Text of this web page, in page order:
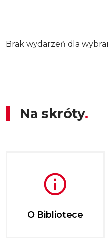
Brak wydarzeń dla
Na skróty
O Bibliotece